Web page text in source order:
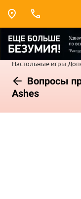
Настольные игры
Вопросы
Ashes